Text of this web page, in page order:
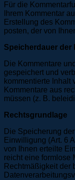
Für die
Ihrem Kommentar
Erstellung des
posten, der von
Speicherdauer der
Die Kommentare
gespeichert und
kommentierte Inhalt
Kommentare aus
müssen (z. B.
Rechtsgrundlage
Die Speicherung
Einwilligung (Art. 6
von Ihnen erteilte
reicht eine formlose
Rechtmäßigkeit der